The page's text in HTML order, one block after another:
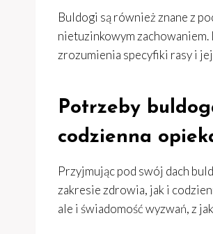
Buldogi są również znane z
nietuzinkowym zachowaniem.
zrozumienia specyfiki rasy i
Potrzeby
codzienna
Przyjmując pod swój dach
zakresie zdrowia, jak i
ale i świadomość wyzwań, z